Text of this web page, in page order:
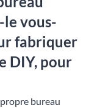
le vous-
fabriquer
DIY, pour
bureau